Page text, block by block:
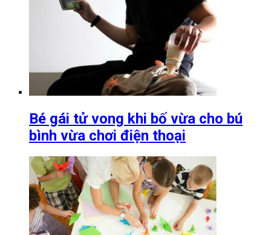
Bé gái tử vong khi bố vừa cho bú
bình vừa chơi điện thoại